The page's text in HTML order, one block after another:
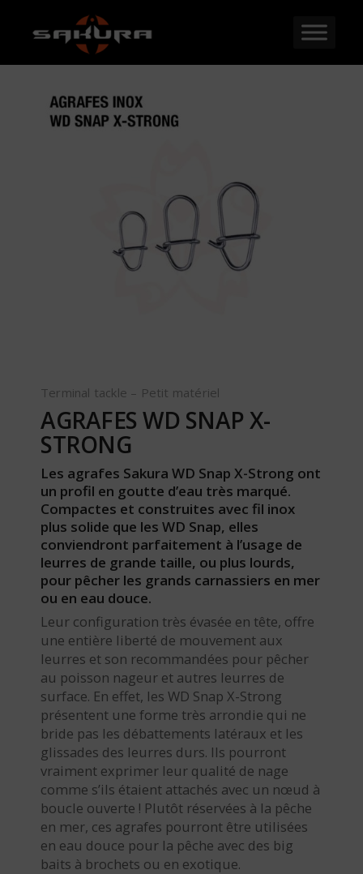
Terminal tackle – Petit matériel
AGRAFES WD SNAP X-
STRONG
Les agrafes Sakura WD Snap X-Strong ont
un profil en goutte d’eau très marqué.
Compactes et construites avec fil inox
plus solide que les WD Snap, elles
conviendront parfaitement à l’usage de
leurres de grande taille, ou plus lourds,
pour pêcher les grands carnassiers en mer
ou en eau douce.
Leur configuration très évasée en tête, offre
une entière liberté de mouvement aux
leurres et son recommandées pour pêcher
au poisson nageur et autres leurres de
surface. En effet, les WD Snap X-Strong
présentent une forme très arrondie qui ne
bride pas les débattements latéraux et les
glissades des leurres durs. Ils pourront
vraiment exprimer leur qualité de nage
comme s’ils étaient attachés avec un nœud à
boucle ouverte ! Plutôt réservées à la pêche
en mer, ces agrafes pourront être utilisées
en eau douce pour la pêche avec des big
baits à brochets ou en exotique.